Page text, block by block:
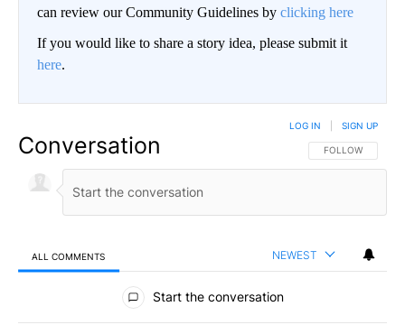
can review our Community Guidelines by clicking here
If you would like to share a story idea, please submit it
here.
Conversation FOLLOW THIS
FOLLOW
LOG IN SIGN UP
ALL COMMENTS NEWEST
All Comments
Start the conversation